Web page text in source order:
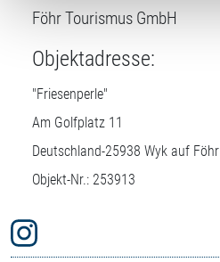
Föhr Tourismus GmbH
Objektadresse:
"Friesenperle"
Am Golfplatz 11
Deutschland-25938 Wyk auf Föhr
Objekt-Nr.: 253913